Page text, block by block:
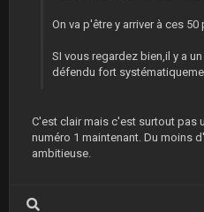
On va p'être y arriver à ces 50
SI vous regardez bien,il y a
défendu fort
C'est clair mais c'est surtout pas
numéro 1 maintenant. Du moins
ambitieuse.